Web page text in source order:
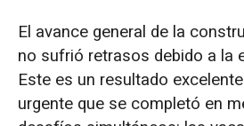
El avance general de la
no sufrió retrasos debido a la
Este es un resultado
urgente que se completó en